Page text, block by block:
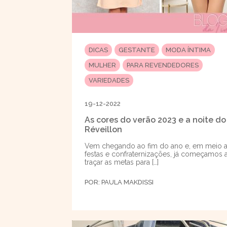
DICAS GESTANTE
MODA ÍNTIMA
MULHER
PARA REVENDEDORES
VARIEDADES
19-12-2022
As cores do verão 2023 e a noite do
Réveillon
Vem chegando ao fim do ano e, em meio a
festas e confraternizações, já começamos
traçar as metas para […]
POR: PAULA MAKDISSI